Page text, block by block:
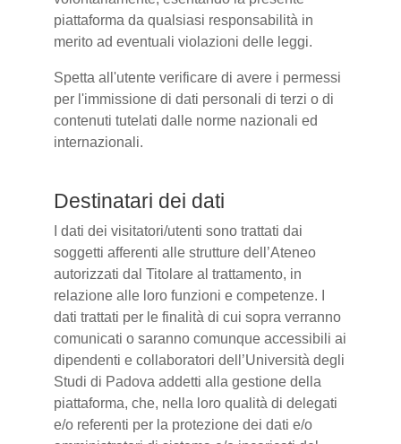
piattaforma da qualsiasi responsabilità in
merito ad eventuali violazioni delle leggi.
Spetta all'utente verificare di avere i permessi
per l'immissione di dati personali di terzi o di
contenuti tutelati dalle norme nazionali ed
internazionali.
Destinatari dei dati
I dati dei visitatori/utenti sono trattati dai
soggetti afferenti alle strutture dell’Ateneo
autorizzati dal Titolare al trattamento, in
relazione alle loro funzioni e competenze. I
dati trattati per le finalità di cui sopra verranno
comunicati o saranno comunque accessibili ai
dipendenti e collaboratori dell’Università degli
Studi di Padova addetti alla gestione della
piattaforma, che, nella loro qualità di delegati
e/o referenti per la protezione dei dati e/o